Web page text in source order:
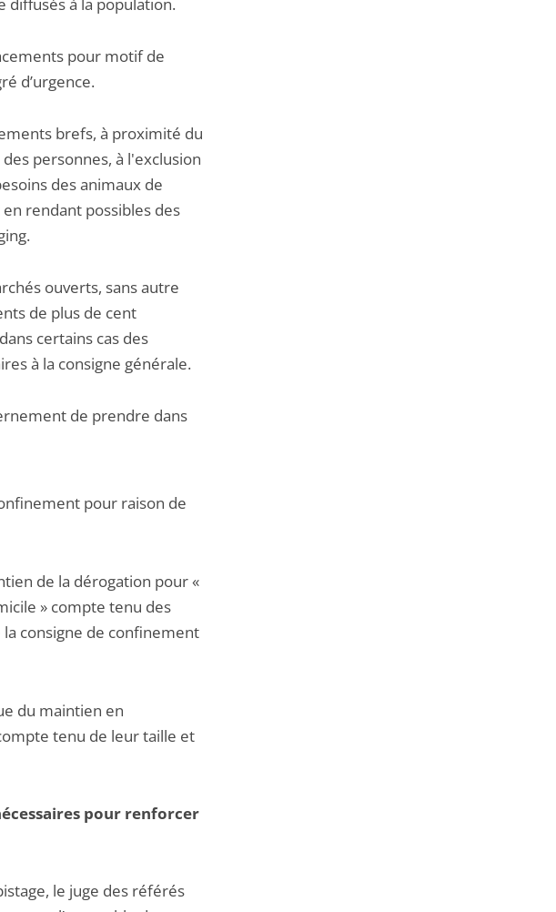
diffusés à la population.
pour motif de
d’urgence.
brefs, à proximité du
personnes, à l'exclusion
des animaux de
rendant possibles des
ouverts, sans autre
de plus de cent
certains cas des
à la consigne générale.
de prendre dans
pour raison de
de la dérogation pour «
» compte tenu des
consigne de confinement
du maintien en
tenu de leur taille et
pour renforcer
le juge des référés